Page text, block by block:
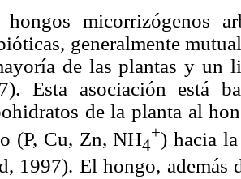
hongos micorrizógenos
generalmente
de las plantas y un
Esta asociación está
de la planta al
(P, Cu, Zn, NH4
+) hacia
1997). El hongo, además